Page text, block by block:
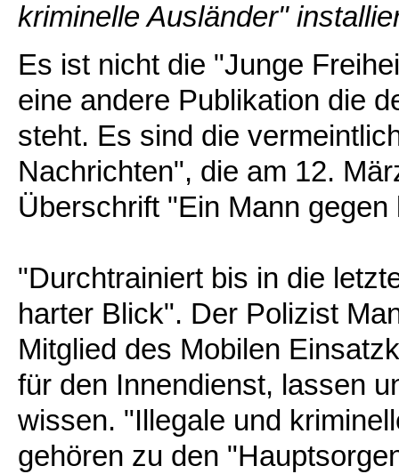
kriminelle Ausländer"
Es ist nicht die "Junge
eine andere Publikation die
steht. Es sind die
Nachrichten", die am 12.
Überschrift "Ein Mann
"Durchtrainiert bis in die
harter Blick". Der Polizist
Mitglied des Mobilen
für den Innendienst, lassen
wissen. "Illegale und
gehören zu den